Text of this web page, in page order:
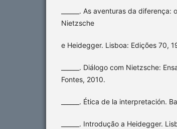
______. As aventuras da
Nietzsche
e Heidegger. Lisboa: Edições 70,
______. Diálogo com Nietzsche:
Fontes, 2010.
______. Ética de la interpretación.
______. Introdução a Heidegger.